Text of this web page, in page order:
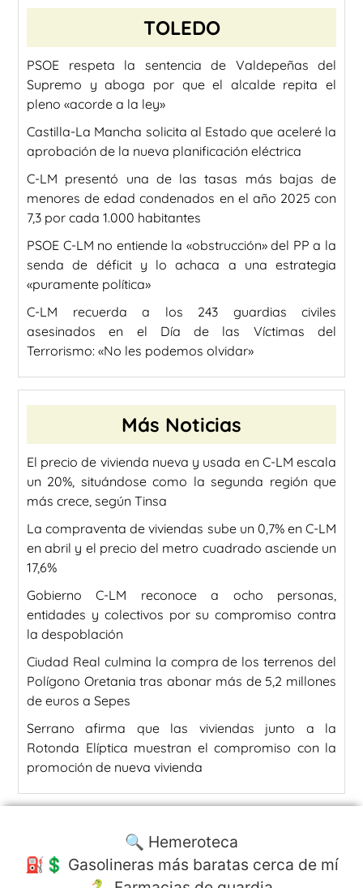
TOLEDO
PSOE respeta la sentencia de Valdepeñas del
Supremo y aboga por que el alcalde repita el
pleno «acorde a la ley»
Castilla-La Mancha solicita al Estado que aceleré la
aprobación de la nueva planificación eléctrica
C-LM presentó una de las tasas más bajas de
menores de edad condenados en el año 2025 con
7,3 por cada 1.000 habitantes
PSOE C-LM no entiende la «obstrucción» del PP a la
senda de déficit y lo achaca a una estrategia
«puramente política»
C-LM recuerda a los 243 guardias civiles
asesinados en el Día de las Víctimas del
Terrorismo: «No les podemos olvidar»
Más Noticias
El precio de vivienda nueva y usada en C-LM escala
un 20%, situándose como la segunda región que
más crece, según Tinsa
La compraventa de viviendas sube un 0,7% en C-LM
en abril y el precio del metro cuadrado asciende un
17,6%
Gobierno C-LM reconoce a ocho personas,
entidades y colectivos por su compromiso contra
la despoblación
Ciudad Real culmina la compra de los terrenos del
Polígono Oretania tras abonar más de 5,2 millones
de euros a Sepes
Serrano afirma que las viviendas junto a la
Rotonda Elíptica muestran el compromiso con la
promoción de nueva vivienda
🔍 Hemeroteca
⛽️💲 Gasolineras más baratas cerca de mí